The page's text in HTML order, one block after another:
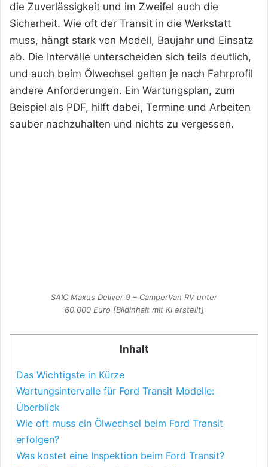
die Zuverlässigkeit und im Zweifel auch die
Sicherheit. Wie oft der Transit in die Werkstatt
muss, hängt stark von Modell, Baujahr und Einsatz
ab. Die Intervalle unterscheiden sich teils deutlich,
und auch beim Ölwechsel gelten je nach Fahrprofil
andere Anforderungen. Ein Wartungsplan, zum
Beispiel als PDF, hilft dabei, Termine und Arbeiten
sauber nachzuhalten und nichts zu vergessen.
SAIC Maxus Deliver 9 – CamperVan RV unter
60.000 Euro [Bildinhalt mit KI erstellt]
Inhalt
Das Wichtigste in Kürze
Wartungsintervalle für Ford Transit Modelle:
Überblick
Wie oft muss ein Ölwechsel beim Ford Transit
erfolgen?
Was kostet eine Inspektion beim Ford Transit?